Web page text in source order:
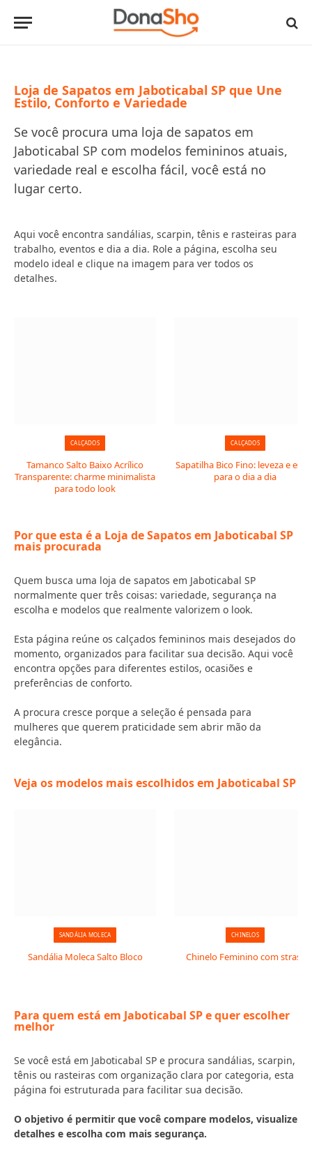
Loja de Sapatos em Jaboticabal SP que Une
Estilo, Conforto e Variedade
Se você procura uma loja de sapatos em
Jaboticabal SP com modelos femininos atuais,
variedade real e escolha fácil, você está no
lugar certo.
Aqui você encontra sandálias, scarpin, tênis e rasteiras para
trabalho, eventos e dia a dia. Role a página, escolha seu
modelo ideal e clique na imagem para ver todos os
detalhes.
CALÇADOS
Tamanco Salto Baixo Acrílico
Transparente: charme minimalista
para todo look
CALÇADOS
Sapatilha Bico Fino: leveza e
para o dia a dia
Por que esta é a Loja de Sapatos em Jaboticabal SP
mais procurada
Quem busca uma loja de sapatos em Jaboticabal SP
normalmente quer três coisas: variedade, segurança na
escolha e modelos que realmente valorizem o look.
Esta página reúne os calçados femininos mais desejados do
momento, organizados para facilitar sua decisão. Aqui você
encontra opções para diferentes estilos, ocasiões e
preferências de conforto.
A procura cresce porque a seleção é pensada para
mulheres que querem praticidade sem abrir mão da
elegância.
Veja os modelos mais escolhidos em Jaboticabal SP
SANDÁLIA MOLECA
Sandália Moleca Salto Bloco
CHINELOS
Chinelo Feminino com strass
Para quem está em Jaboticabal SP e quer escolher
melhor
Se você está em Jaboticabal SP e procura sandálias, scarpin,
tênis ou rasteiras com organização clara por categoria, esta
página foi estruturada para facilitar sua decisão.
O objetivo é permitir que você compare modelos, visualize
detalhes e escolha com mais segurança.